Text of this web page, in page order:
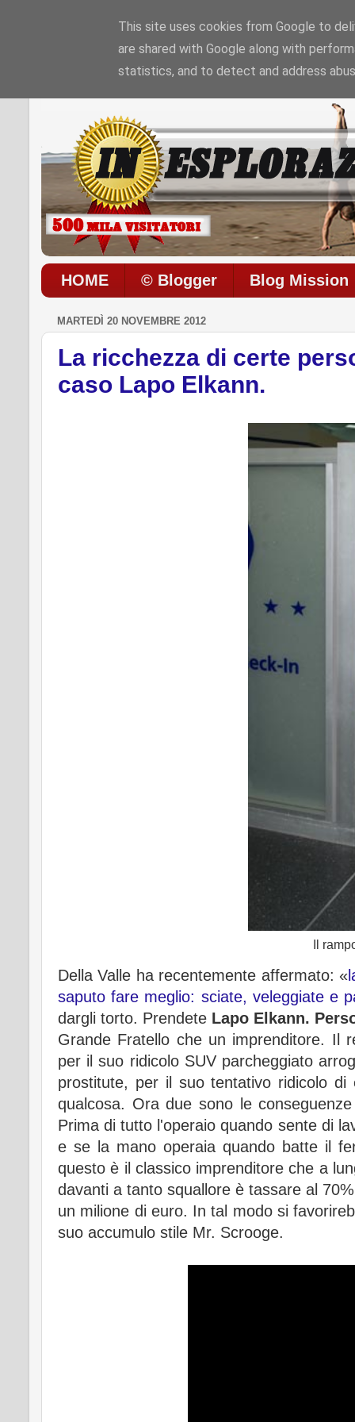
1:40:28 PMdiVenerdì 07 / 08 /
HOME © Blogger Blog Mission
MARTEDÌ 20 NOVEMBRE 2012
La ricchezza di certe
caso Lapo Elkann.
Il
Della Valle ha recentemente affermato: «
saputo fare meglio: sciate, veleggiate e
dargli torto. Prendete Lapo Elkann.
Grande Fratello che un imprenditore. Il
per il suo ridicolo SUV parcheggiato
prostitute, per il suo tentativo ridicolo di
qualcosa. Ora due sono le
Prima di tutto l'operaio quando sente di
e se la mano operaia quando batte il
questo è il classico imprenditore che a
davanti a tanto squallore è tassare al
un milione di euro. In tal modo si
suo accumulo stile Mr. Scrooge.
This site uses cookies from Google to
are shared with Google along with
statistics, and to detect and address